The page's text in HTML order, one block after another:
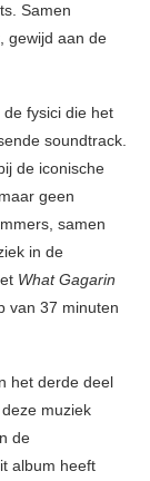
Samen
gewijd aan de
fysici die het
soundtrack.
de iconische
geen
samen
in de
What Gagarin
van 37 minuten
het derde deel
muziek
de
album heeft